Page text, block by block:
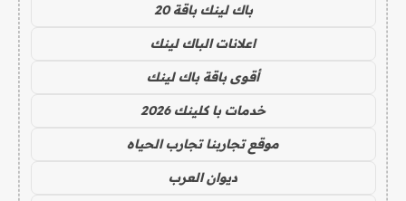
باك لينك باقة 20
اعلانات الباك لينك
أقوى باقة باك لينك
خدمات با كلينك 2026
موقع تجاربنا تجارب الحياه
ديوان العرب